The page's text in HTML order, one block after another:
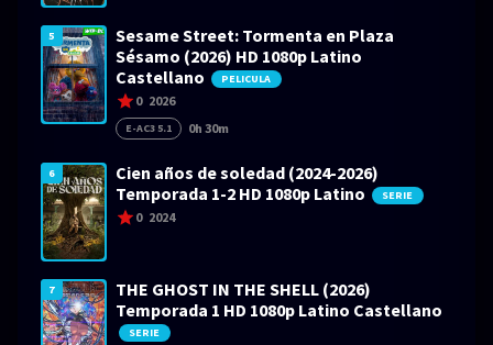
5
Sesame Street: Tormenta en Plaza
Sésamo (2026) HD 1080p Latino
Castellano
PELICULA
0 2026
E-AC3 5.1 0h 30m
6
Cien años de soledad (2024-2026)
Temporada 1-2 HD 1080p Latino
SERIE
0 2024
7
THE GHOST IN THE SHELL (2026)
Temporada 1 HD 1080p Latino Castellano
SERIE